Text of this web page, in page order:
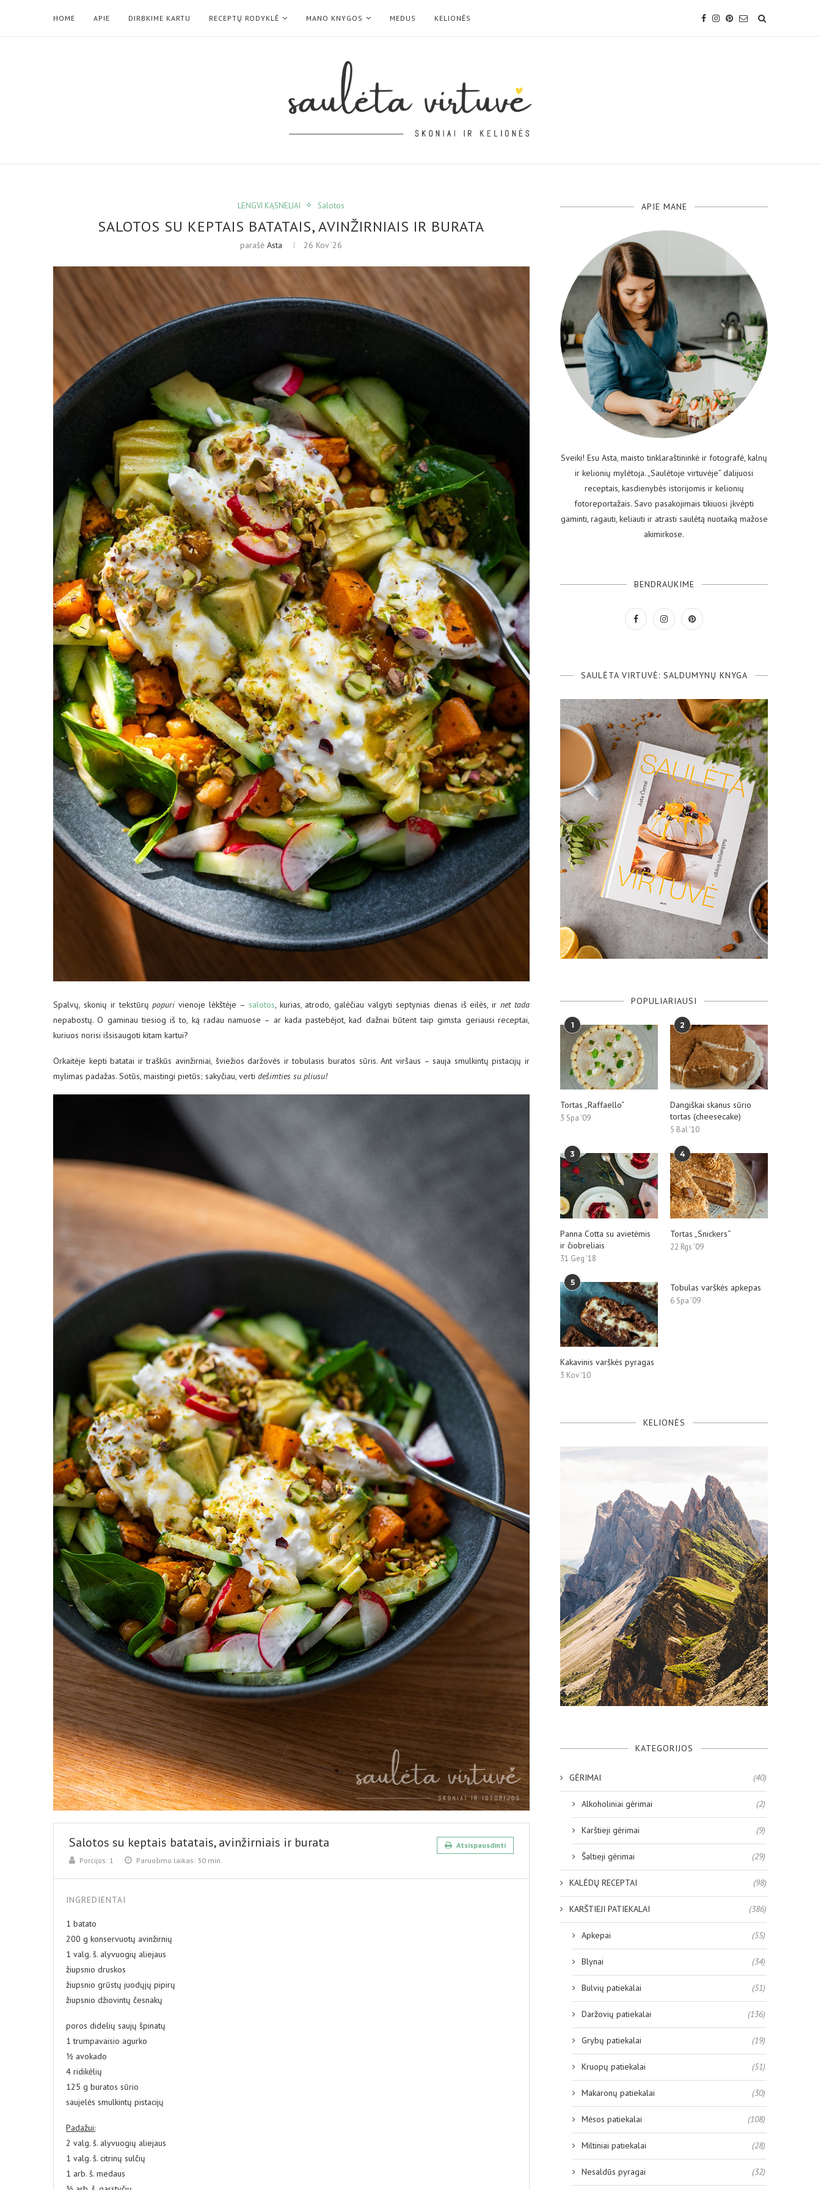
HOME APIE DIRBKIME KARTU RECEPTŲ RODYKLĖ MANO KNYGOS MEDUS KELIONĖS
LENGVI KĄSNELIAI Salotos
SALOTOS SU KEPTAIS BATATAIS, AVINŽIRNIAIS IR BURATA
parašėAsta 26 Kov ’26
Spalvų, skonių ir tekstūrųpopuri vienoje lėkštėje – salotos , kurias, atrodo, galėčiau valgyti septynias dienas iš eilės, irnet tada
nepabostų. O gaminau tiesiog iš to, ką radau namuose – ar kada pastebėjot, kad dažnai būtent taip gimsta geriausi receptai,
kuriuos norisi išsisaugoti kitam kartui?
Orkaitėje kepti batatai ir traškūs avinžirniai, šviežios daržovės ir tobulasis buratos sūris. Ant viršaus – sauja smulkintų pistacijų ir
mylimas padažas. Sotūs, maistingi pietūs; sakyčiau, verti dešimties su pliusu!
Salotos su keptais batatais, avinžirniais ir burata
Atsispausdinti
Porcijos: 1 Paruošimo laikas: 30 min.
INGREDIENTAI
1 batato
200 g konservuotų avinžirnių
1 valg. š. alyvuogių aliejaus
žiupsnio druskos
žiupsnio grūstų juodųjų pipirų
žiupsnio džiovintų česnakų
poros didelių saujų špinatų
1 trumpavaisio agurko
½ avokado
4 ridikėlių
125 g buratos sūrio
saujelės smulkintų pistacijų
Padažui:
2 valg. š. alyvuogių aliejaus
1 valg. š. citrinų sulčių
1 arb. š. medaus
APIE MANE
Sveiki! Esu Asta, maisto tinklaraštininkė ir fotografė, kalnų
ir kelionių mylėtoja. „Saulėtoje virtuvėje” dalijuosi
receptais, kasdienybės istorijomis ir kelionių
fotoreportažais. Savo pasakojimais tikiuosi įkvėpti
gaminti, ragauti, keliauti ir atrasti saulėtą nuotaiką mažose
akimirkose.
BENDRAUKIME
SAULĖTA VIRTUVĖ: SALDUMYNŲ KNYGA
POPULIARIAUSI
1
Tortas „Raffaello“
3 Spa ’09
2
Dangiškai skanus sūrio
tortas (cheesecake)
5 Bal ’10
3
Panna Cotta su avietėmis
ir čiobreliais
31 Geg ’18
4
Tortas „Snickers“
22 Rgs ’09
5
Kakavinis varškės pyragas
3 Kov ’10
Tobulas varškės apkepas
6 Spa ’09
KELIONĖS
KATEGORIJOS
GĖRIMAI (40)
Alkoholiniai gėrimai (2)
Karštieji gėrimai (9)
Šaltieji gėrimai (29)
KALĖDŲ RECEPTAI (98)
KARŠTIEJI PATIEKALAI (386)
Apkepai (55)
Blynai (34)
Bulvių patiekalai (51)
Daržovių patiekalai (136)
Grybų patiekalai (19)
Kruopų patiekalai (51)
Makaronų patiekalai (30)
Mėsos patiekalai (108)
Miltiniai patiekalai (28)
Nesaldūs pyragai (32)